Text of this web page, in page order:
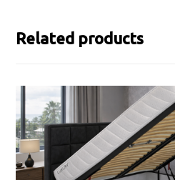
Related products